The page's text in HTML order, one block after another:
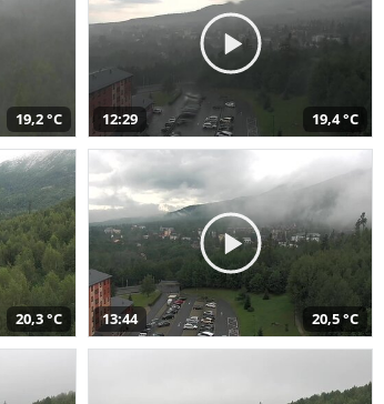
19,2 °C 12:29 19,4 °C
20,3 °C 13:44 20,5 °C